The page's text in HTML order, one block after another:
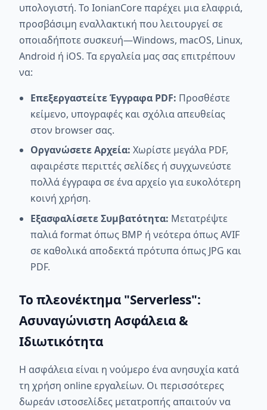
υπολογιστή. Το IonianCore παρέχει μια ελαφριά,
προσβάσιμη εναλλακτική που λειτουργεί σε
οποιαδήποτε συσκευή—Windows, macOS, Linux,
Android ή iOS. Τα εργαλεία μας σας επιτρέπουν
να:
Επεξεργαστείτε Έγγραφα PDF: Προσθέστε
κείμενο, υπογραφές και σχόλια απευθείας
στον browser σας.
Οργανώσετε Αρχεία: Χωρίστε μεγάλα PDF,
αφαιρέστε περιττές σελίδες ή συγχωνεύστε
πολλά έγγραφα σε ένα αρχείο για ευκολότερη
κοινή χρήση.
Εξασφαλίσετε Συμβατότητα: Μετατρέψτε
παλιά format όπως BMP ή νεότερα όπως AVIF
σε καθολικά αποδεκτά πρότυπα όπως JPG και
PDF.
Το πλεονέκτημα "Serverless":
Ασυναγώνιστη Ασφάλεια &
Ιδιωτικότητα
Η ασφάλεια είναι η νούμερο ένα ανησυχία κατά
τη χρήση online εργαλείων. Οι περισσότερες
δωρεάν ιστοσελίδες μετατροπής απαιτούν να